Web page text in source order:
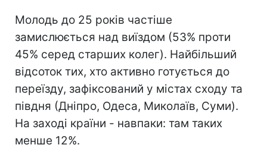
Молодь до 25 років частіше
замислюється над виїздом (53% проти
45% серед старших колег). Найбільший
відсоток тих, хто активно готується до
переїзду, зафіксований у містах сходу та
півдня (Дніпро, Одеса, Миколаїв, Суми).
На заході країни - навпаки: там таких
менше 12%.